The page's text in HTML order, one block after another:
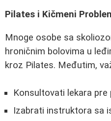
Pilates i Kičmeni
Mnoge osobe sa
hroničnim bolovima u
kroz Pilates. Međutim,
Konsultovati lekara pre
Izabrati instruktora sa